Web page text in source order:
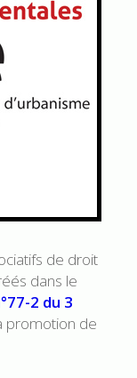
de droit
dans le
2 du 3
promotion de